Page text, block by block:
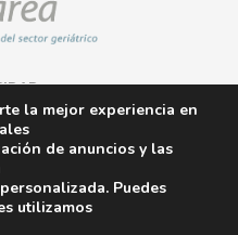
la mejor experiencia en
de anuncios y las
Puedes
utilizamos